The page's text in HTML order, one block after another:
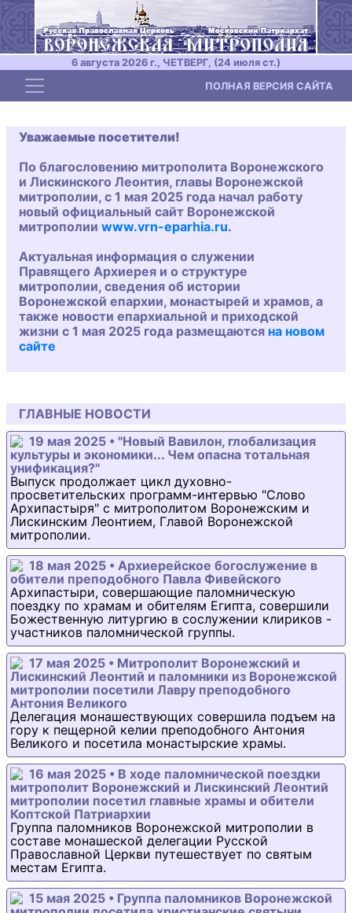
6 августа 2026 г., ЧЕТВЕРГ, (24 июля ст.)
Toggle navigation ПОЛНАЯ ВЕРСИЯ САЙТА
Уважаемые посетители!
По благословению митрополита Воронежского
и Лискинского Леонтия, главы Воронежской
митрополии, с 1 мая 2025 года начал работу
новый официальный сайт Воронежской
митрополии www.vrn-eparhia.ru.
Актуальная информация о служении
Правящего Архиерея и о структуре
митрополии, сведения об истории
Воронежской епархии, монастырей и храмов, а
также новости епархиальной и приходской
жизни с 1 мая 2025 года размещаются на новом
сайте
ГЛАВНЫЕ НОВОСТИ
19 мая 2025 • "Новый Вавилон, глобализация
культуры и экономики... Чем опасна тотальная
унификация?"
Выпуск продолжает цикл духовно-
просветительских программ-интервью "Слово
Архипастыря" с митрополитом Воронежским и
Лискинским Леонтием, Главой Воронежской
митрополии.
18 мая 2025 • Архиерейское богослужение в
обители преподобного Павла Фивейского
Архипастыри, совершающие паломническую
поездку по храмам и обителям Египта, совершили
Божественную литургию в сослужении клириков -
участников паломнической группы.
17 мая 2025 • Митрополит Воронежский и
Лискинский Леонтий и паломники из Воронежской
митрополии посетили Лавру преподобного
Антония Великого
Делегация монашествующих совершила подъем на
гору к пещерной келии преподобного Антония
Великого и посетила монастырские храмы.
16 мая 2025 • В ходе паломнической поездки
митрополит Воронежский и Лискинский Леонтий
митрополии посетил главные храмы и обители
Коптской Патриархии
Группа паломников Воронежской митрополии в
составе монашеской делегации Русской
Православной Церкви путешествует по святым
местам Египта.
15 мая 2025 • Группа паломников Воронежской